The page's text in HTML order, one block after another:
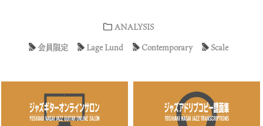
ANALYSIS
会員限定
Lage Lund Contemporary Scale